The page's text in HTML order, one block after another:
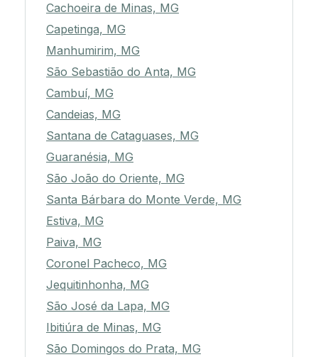
Cachoeira de Minas, MG
Capetinga, MG
Manhumirim, MG
São Sebastião do Anta, MG
Cambuí, MG
Candeias, MG
Santana de Cataguases, MG
Guaranésia, MG
São João do Oriente, MG
Santa Bárbara do Monte Verde, MG
Estiva, MG
Paiva, MG
Coronel Pacheco, MG
Jequitinhonha, MG
São José da Lapa, MG
Ibitiúra de Minas, MG
São Domingos do Prata, MG